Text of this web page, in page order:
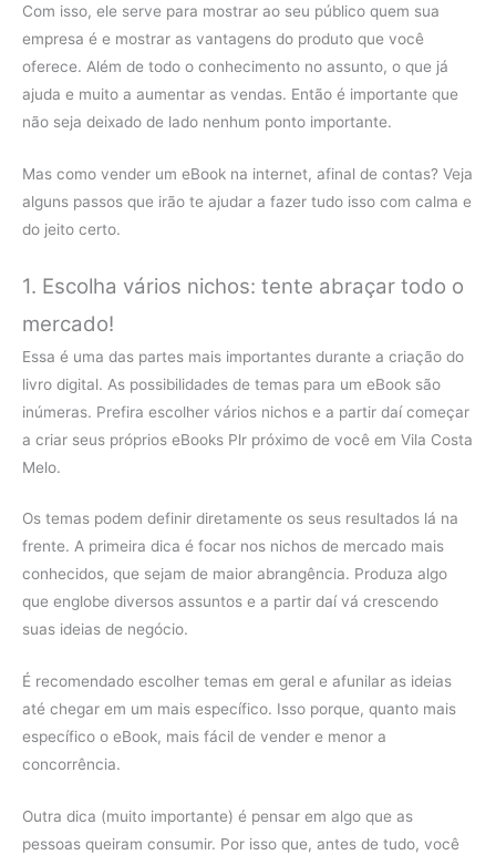
Com isso, ele serve para mostrar ao seu público quem sua
empresa é e mostrar as vantagens do produto que você
oferece. Além de todo o conhecimento no assunto, o que já
ajuda e muito a aumentar as vendas. Então é importante que
não seja deixado de lado nenhum ponto importante.
Mas como vender um eBook na internet, afinal de contas? Veja
alguns passos que irão te ajudar a fazer tudo isso com calma e
do jeito certo.
1. Escolha vários nichos: tente abraçar todo o
mercado!
Essa é uma das partes mais importantes durante a criação do
livro digital. As possibilidades de temas para um eBook são
inúmeras. Prefira escolher vários nichos e a partir daí começar
a criar seus próprios eBooks Plr próximo de você em Vila Costa
Melo.
Os temas podem definir diretamente os seus resultados lá na
frente. A primeira dica é focar nos nichos de mercado mais
conhecidos, que sejam de maior abrangência. Produza algo
que englobe diversos assuntos e a partir daí vá crescendo
suas ideias de negócio.
É recomendado escolher temas em geral e afunilar as ideias
até chegar em um mais específico. Isso porque, quanto mais
específico o eBook, mais fácil de vender e menor a
concorrência.
Outra dica (muito importante) é pensar em algo que as
pessoas queiram consumir. Por isso que, antes de tudo, você